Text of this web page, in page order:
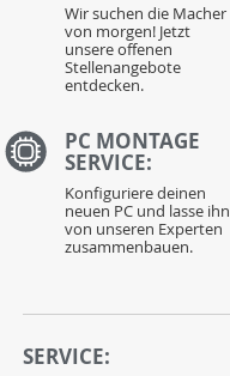
Wir suchen die Macher
von morgen! Jetzt
unsere offenen
Stellenangebote
entdecken.
PC MONTAGE
SERVICE:
Konfiguriere deinen
neuen PC und lasse ihn
von unseren Experten
zusammenbauen.
SERVICE: